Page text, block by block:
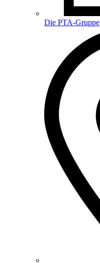
Die PTA-Gruppe